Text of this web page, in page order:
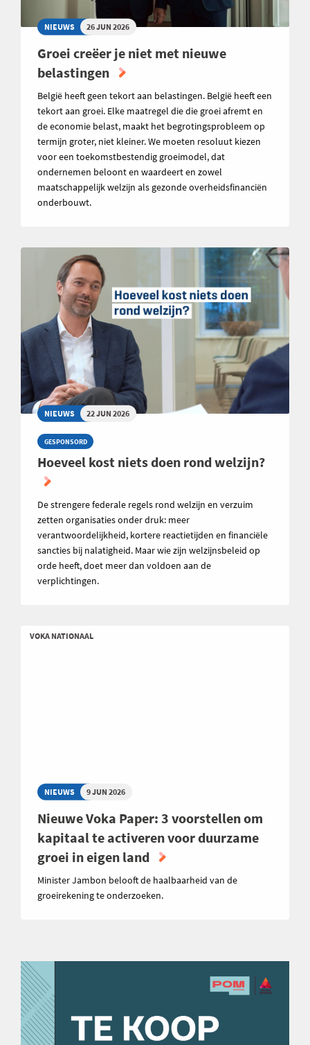
NIEUWS 26 JUN 2026
Groei creëer je niet met nieuwe
belastingen
België heeft geen tekort aan belastingen. België heeft een
tekort aan groei. Elke maatregel die die groei afremt en
de economie belast, maakt het begrotingsprobleem op
termijn groter, niet kleiner. We moeten resoluut kiezen
voor een toekomstbestendig groeimodel, dat
ondernemen beloont en waardeert en zowel
maatschappelijk welzijn als gezonde overheidsfinanciën
onderbouwt.
NIEUWS 22 JUN 2026
GESPONSORD
Hoeveel kost niets doen rond welzijn?
De strengere federale regels rond welzijn en verzuim
zetten organisaties onder druk: meer
verantwoordelijkheid, kortere reactietijden en financiële
sancties bij nalatigheid. Maar wie zijn welzijnsbeleid op
orde heeft, doet meer dan voldoen aan de
verplichtingen.
VOKA NATIONAAL
NIEUWS 9 JUN 2026
Nieuwe Voka Paper: 3 voorstellen om
kapitaal te activeren voor duurzame
groei in eigen land
Minister Jambon belooft de haalbaarheid van de
groeirekening te onderzoeken.